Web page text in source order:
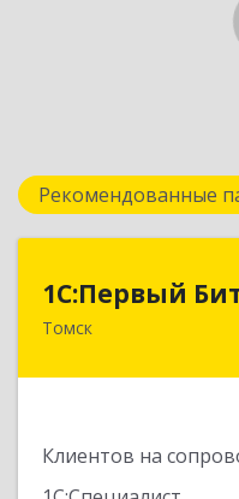
Рекомендованные
1С:Первый
Томск
Клиентов на
634041, Томская